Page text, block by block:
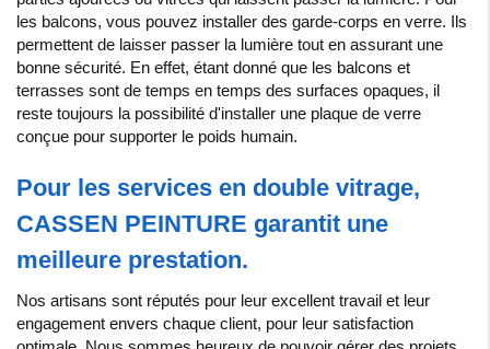
les balcons, vous pouvez installer des garde-corps en verre. Ils
permettent de laisser passer la lumière tout en assurant une
bonne sécurité. En effet, étant donné que les balcons et
terrasses sont de temps en temps des surfaces opaques, il
reste toujours la possibilité d'installer une plaque de verre
conçue pour supporter le poids humain.
Pour les services en double vitrage,
CASSEN PEINTURE garantit une
meilleure prestation.
Nos artisans sont réputés pour leur excellent travail et leur
engagement envers chaque client, pour leur satisfaction